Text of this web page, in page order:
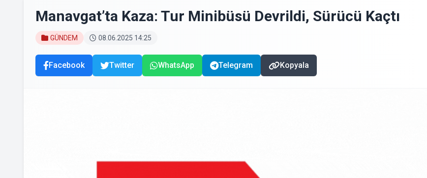
Manavgat’ta Kaza: Tur Minibüsü Devrildi, Sürücü Kaçtı
GÜNDEM 08.06.2025 14:25
Facebook Twitter WhatsApp Telegram Kopyala